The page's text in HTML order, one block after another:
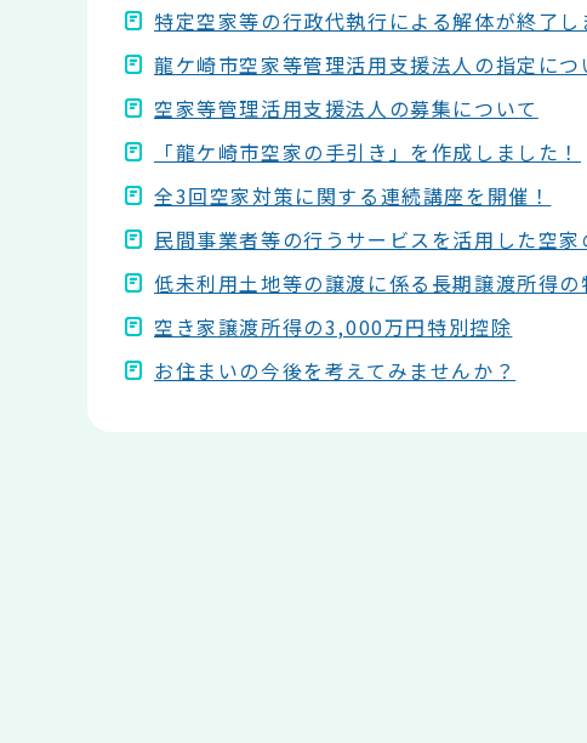
特定空家等の行政代執行による解体が終了し
龍ケ崎市空家等管理活用支援法人の指定につ
空家等管理活用支援法人の募集について
「龍ケ崎市空家の手引き」を作成しました！
全3回空家対策に関する連続講座を開催！
民間事業者等の行うサービスを活用した空家
低未利用土地等の譲渡に係る長期譲渡所得
空き家譲渡所得の3,000万円特別控除
お住まいの今後を考えてみませんか？